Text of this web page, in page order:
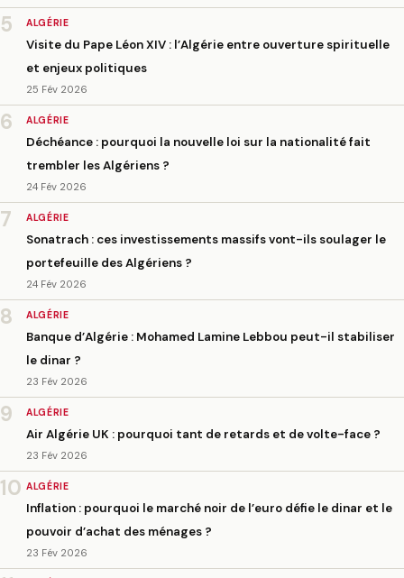
5 ALGÉRIE
Visite du Pape Léon XIV : l’Algérie entre ouverture spirituelle
et enjeux politiques
25 Fév 2026
6 ALGÉRIE
Déchéance : pourquoi la nouvelle loi sur la nationalité fait
trembler les Algériens ?
24 Fév 2026
7 ALGÉRIE
Sonatrach : ces investissements massifs vont-ils soulager le
portefeuille des Algériens ?
24 Fév 2026
8 ALGÉRIE
Banque d’Algérie : Mohamed Lamine Lebbou peut-il stabiliser
le dinar ?
23 Fév 2026
9 ALGÉRIE
Air Algérie UK : pourquoi tant de retards et de volte-face ?
23 Fév 2026
10 ALGÉRIE
Inflation : pourquoi le marché noir de l’euro défie le dinar et le
pouvoir d’achat des ménages ?
23 Fév 2026